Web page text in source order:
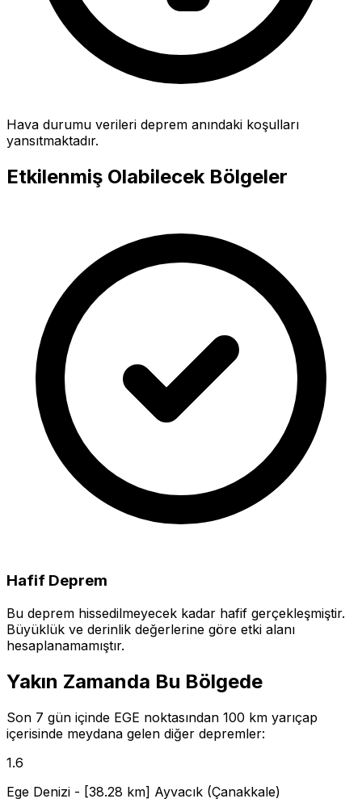
Hava durumu verileri deprem anındaki koşulları
yansıtmaktadır.
Etkilenmiş Olabilecek Bölgeler
Hafif Deprem
Bu deprem hissedilmeyecek kadar hafif gerçekleşmiştir.
Büyüklük ve derinlik değerlerine göre etki alanı
hesaplanamamıştır.
Yakın Zamanda Bu Bölgede
Son 7 gün içinde EGE noktasından 100 km yarıçap
içerisinde meydana gelen diğer depremler:
1.6
Ege Denizi - [38.28 km] Ayvacık (Çanakkale)